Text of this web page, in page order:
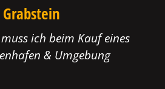
ich beim Kauf eines
& Umgebung